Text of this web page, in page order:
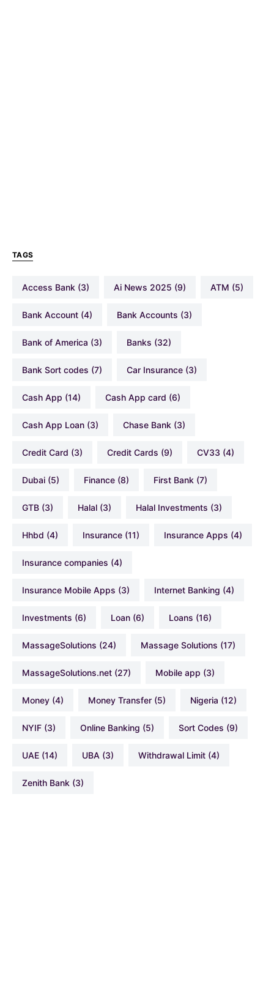
TAGS
Access Bank (3) Ai News 2025 (9) ATM (5)
Bank Account (4) Bank Accounts (3)
Bank of America (3) Banks (32)
Bank Sort codes (7) Car Insurance (3)
Cash App (14) Cash App card (6)
Cash App Loan (3) Chase Bank (3)
Credit Card (3) Credit Cards (9) CV33 (4)
Dubai (5) Finance (8) First Bank (7)
GTB (3) Halal (3) Halal Investments (3)
hhbd (4) Insurance (11) Insurance Apps (4)
Insurance companies (4)
Insurance Mobile Apps (3) Internet Banking (4)
Investments (6) Loan (6) Loans (16)
MassageSolutions (24) Massage Solutions (17)
MassageSolutions.net (27) Mobile app (3)
Money (4) Money Transfer (5) Nigeria (12)
NYIF (3) Online Banking (5) Sort Codes (9)
UAE (14) UBA (3) Withdrawal Limit (4)
Zenith Bank (3)